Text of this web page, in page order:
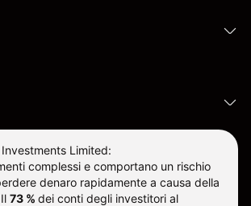
Limited:
complessi e comportano un rischio
denaro rapidamente a causa della
Il 73 % dei conti degli investitori al